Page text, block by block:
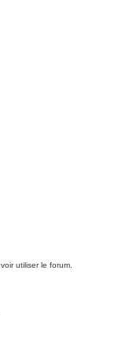
utiliser le forum.